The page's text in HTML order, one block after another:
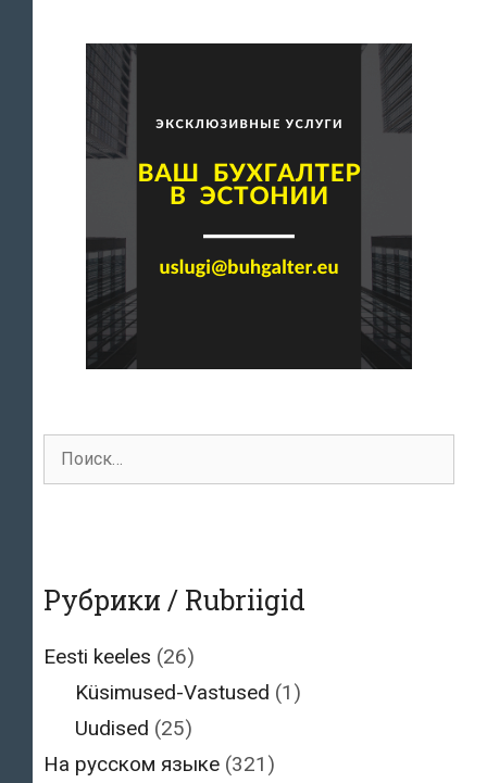
Поиск
для:
Рубрики / Rubriigid
Eesti keeles (26)
Küsimused-Vastused (1)
Uudised (25)
На русском языке (321)